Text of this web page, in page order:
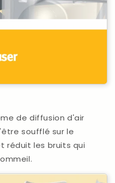
de diffusion d'air
soufflé sur le
réduit les bruits qui